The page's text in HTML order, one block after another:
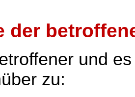
der
und
zu: